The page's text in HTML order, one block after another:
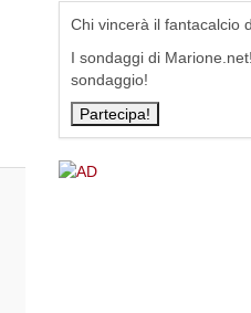
Chi vincerà il fantacalcio
I sondaggi di
sondaggio!